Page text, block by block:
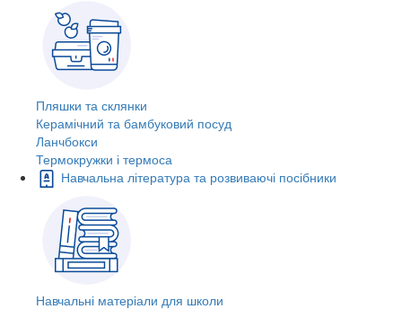
Пляшки та склянки
Керамічний та бамбуковий посуд
Ланчбокси
Термокружки і термоса
Навчальна література та розвиваючі посібники
Навчальні матеріали для школи